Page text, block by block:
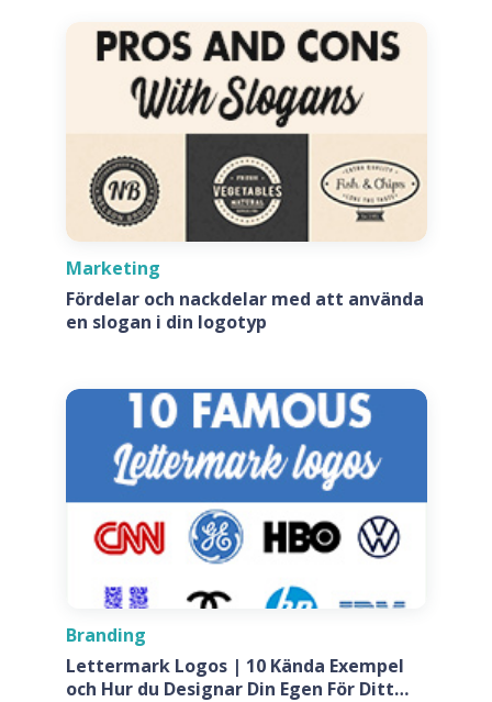
Marketing
Fördelar och nackdelar med att använda
en slogan i din logotyp
Branding
Lettermark Logos | 10 Kända Exempel
och Hur du Designar Din Egen För Ditt